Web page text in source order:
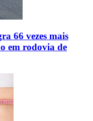
66 vezes mais
em rodovia de